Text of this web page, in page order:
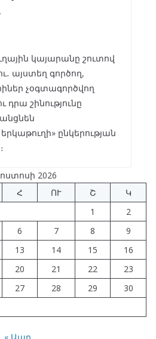
կայարանը շուտով
այստեղ գործող,
չօգտագործվող
դրա շինությունը
ընկերության
2026
Հ ՈՒ Շ
Կ
1
2
6 7 8
9
13 14 15
16
20 21 22
23
27 28 29
30